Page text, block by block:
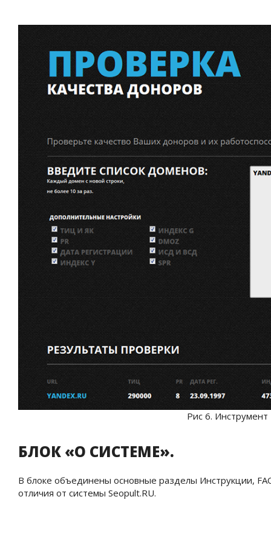
Рис 6. Инструмент
БЛОК «О СИСТЕМЕ».
В блоке объединены основные разделы Инструкции,
отличия от системы Seopult.RU.